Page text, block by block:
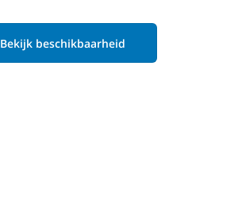
Bekijk beschikbaarheid